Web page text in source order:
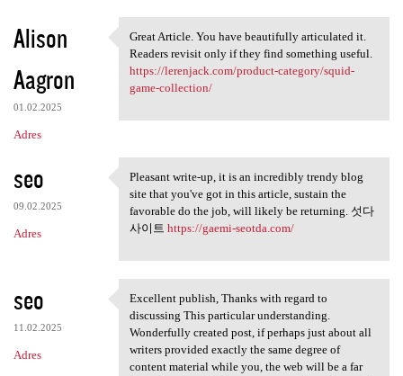
Alison
Aagron
01.02.2025
Adres
Great Article. You have
Great Article. You have beautifully articulated it.
Readers revisit only if they find something useful.
https://lerenjack.com/product-category/squid-
game-collection/
seo
09.02.2025
Adres
Pleasant write-up, it is an
Pleasant write-up, it is an incredibly trendy blog
site that you've got in this article, sustain the
favorable do the job, will likely be returning. 섯다
사이트 https://gaemi-seotda.com/
seo
11.02.2025
Adres
Excellent publish, Thanks
Excellent publish, Thanks with regard to
discussing This particular understanding.
Wonderfully created post, if perhaps just about all
writers provided exactly the same degree of
content material while you, the web will be a far